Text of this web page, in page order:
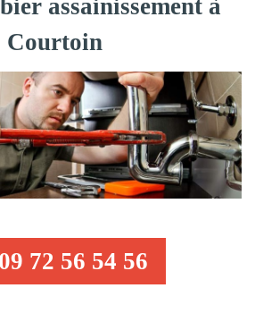
assainissement à
Courtoin
72 56 54 56